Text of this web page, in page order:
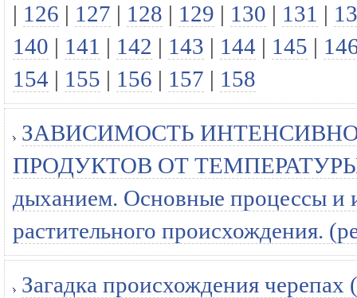
| 126 | 127 | 128 | 129 | 130 | 131 |
140 | 141 | 142 | 143 | 144 | 145 |
154 | 155 | 156 | 157 | 158
ЗАВИСИМОСТЬ
ПРОДУКТОВ ОТ ТЕМПЕРАТУРЫ
дыханием. Основные процессы и
растительного происхождения.
Загадка происхождения черепах